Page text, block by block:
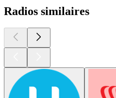
Radios similaires